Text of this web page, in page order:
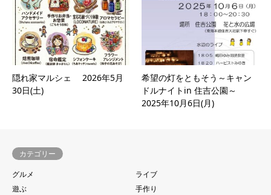
隠れ家マルシェ 2026年5月
30日(土)
希望の灯をともそう～キャン
ドルナイトin 住吉公園～
2025年10月6日(月)
カテゴリー
グルメ
ライブ
遊ぶ
手作り